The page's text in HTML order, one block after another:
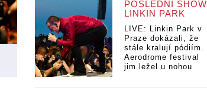
POSLEDNÍ SHOW
LINKIN PARK
LIVE: Linkin Park v
Praze dokázali, že
stále kralují pódiím.
Aerodrome festival
jim ležel u nohou